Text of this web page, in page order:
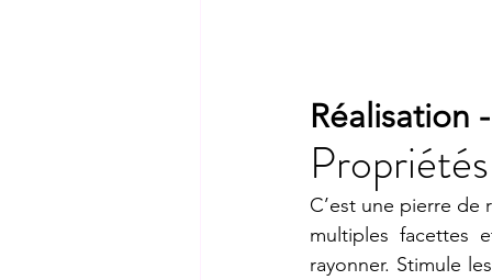
Réalisation
C’est une pierre de
multiples facettes
rayonner. Stimule